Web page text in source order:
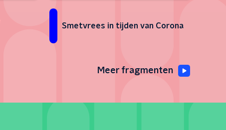
Smetvrees in tijden van Corona
Meer fragmenten